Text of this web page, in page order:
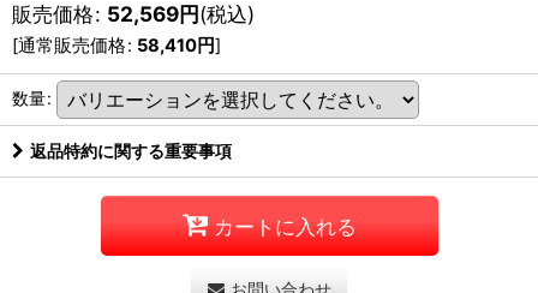
販売価格: 52,569円(税込)
[通常販売価格: 58,410円]
数量:
返品特約に関する重要事項
カートに入れる